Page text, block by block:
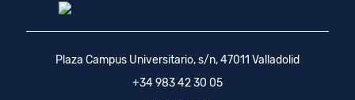
Plaza Campus Universitario, s/n, 47011 Valladolid
+34 983 42 30 05